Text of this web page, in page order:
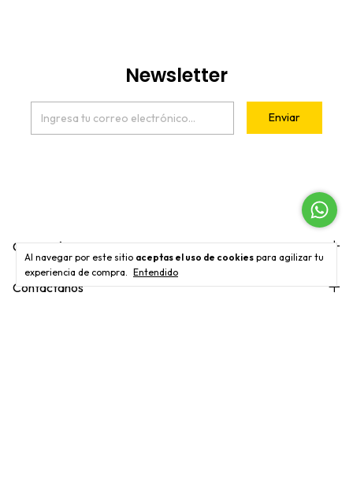
Al navegar por este sitio aceptas el uso de cookies para agilizar tu
experiencia de compra. Entendido
Newsletter
Categorías
Contactános